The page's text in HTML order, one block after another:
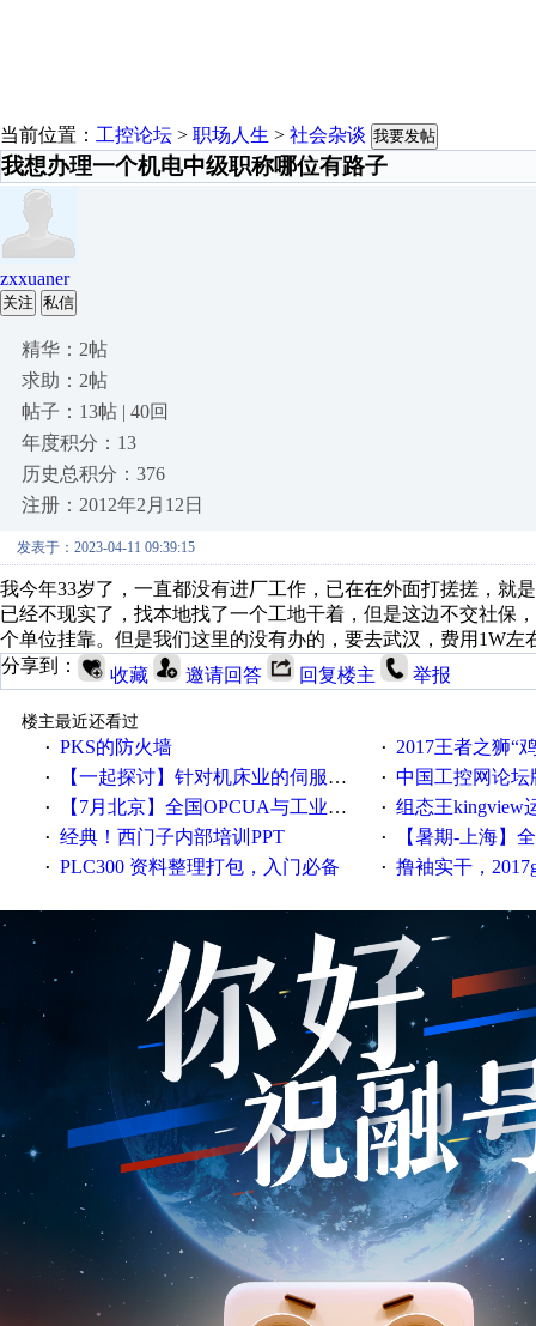
当前位置： 工控论坛 > 职场人生 > 社会杂谈 我要发帖
我想办理一个机电中级职称哪位有路子
zxxuaner
关注 私信
精华：2帖
求助：2帖
帖子：13帖 | 40回
年度积分：13
历史总积分：376
注册：2012年2月12日
发表于：2023-04-11 09:39:15
我今年33岁了，一直都没有进厂工作，已在在外面打搓搓，就
已经不现实了，找本地找了一个工地干着，但是这边不交社保
个单位挂靠。但是我们这里的没有办的，要去武汉，费用1W
分享到：
收藏 邀请回答 回复楼主 举报
楼主最近还看过
· PKS的防火墙 · 2017王者之狮“鸡”情签到
· 【一起探讨】针对机床业的伺服系统发展，您的期望是什么？ · 中国工控网论坛版
· 【7月北京】全国OPCUA与工业互联技术培训班通知！ · 组态王kingview
· 经典！西门子内部培训PPT · 【暑期-上海】全国工业
· PLC300 资料整理打包，入门必备 · 撸袖实干，2017gongkong®第